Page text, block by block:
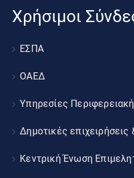
Χρήσιμοι
ΕΣΠΑ
ΟΑΕΔ
Υπηρεσίες
Δημοτικές επιχειρήσεις
Κεντρική Ένωση